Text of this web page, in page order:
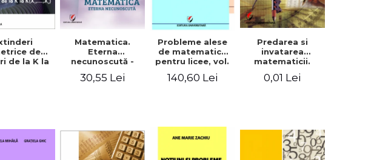
de
de la K la
Matematica.
Eterna
necunoscută -
Angela Muntean,
Liviu Muntean
30,55 Lei
Probleme alese
de matematica
pentru licee, vol.
(Geometrie,
Mihail Popescu,
Constantin
140,60 Lei
Predarea si
invatarea
matematicii.
obstacolelor si al
0,01 Lei